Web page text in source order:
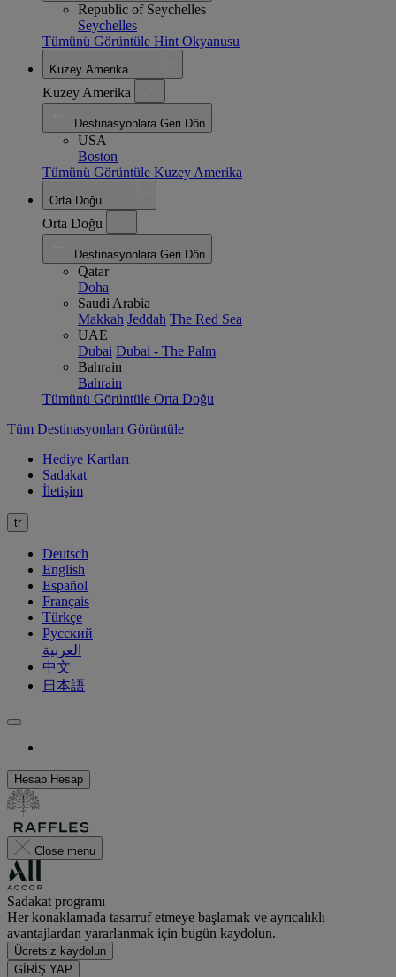
Republic of Seychelles
Seychelles
Tümünü Görüntüle Hint Okyanusu
Kuzey Amerika
Kuzey Amerika
Destinasyonlara Geri Dön
USA
Boston
Tümünü Görüntüle Kuzey Amerika
Orta Doğu
Orta Doğu
Destinasyonlara Geri Dön
Qatar
Doha
Saudi Arabia
Makkah Jeddah The Red Sea
UAE
Dubai Dubai - The Palm
Bahrain
Bahrain
Tümünü Görüntüle Orta Doğu
Tüm Destinasyonları Görüntüle
Hediye Kartları
Sadakat
İletişim
tr
Deutsch
English
Español
Français
Türkçe
Русский
العربية
中文
日本語
Hesap Hesap
Close menu
Sadakat programı
Her konaklamada tasarruf etmeye başlamak ve ayrıcalıklı
avantajlardan yararlanmak için bugün kaydolun.
Ücretsiz kaydolun
GİRİŞ YAP